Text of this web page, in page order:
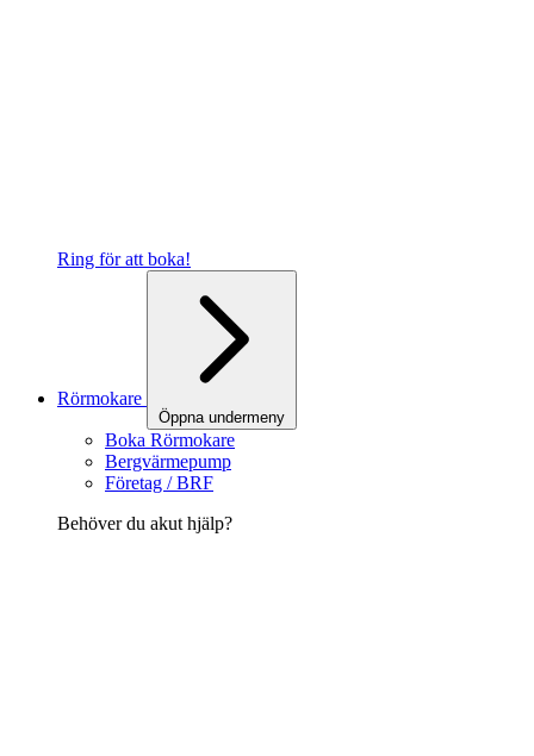
Ring för att boka!
Rörmokare
Öppna undermeny
Boka Rörmokare
Bergvärmepump
Företag / BRF
Behöver du akut hjälp?